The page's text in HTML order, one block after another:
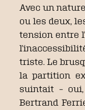
Avec un
ou les deux,
tension entre
triste. Le
la partition
suintait –
Bertrand